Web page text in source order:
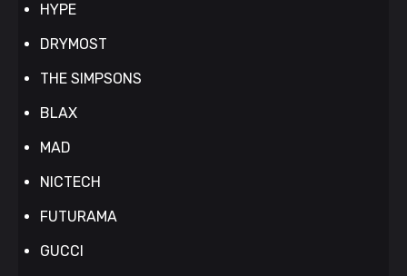
HYPE
DRYMOST
THE SIMPSONS
BLAX
MAD
NICTECH
FUTURAMA
GUCCI